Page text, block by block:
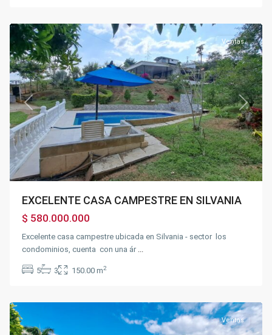
Previous Next
Ventas
EXCELENTE CASA CAMPESTRE EN SILVANIA
$ 580.000.000
Excelente casa campestre ubicada en Silvania - sector los
condominios, cuenta con una ár ...
5 3 150.00 m2
Ventas